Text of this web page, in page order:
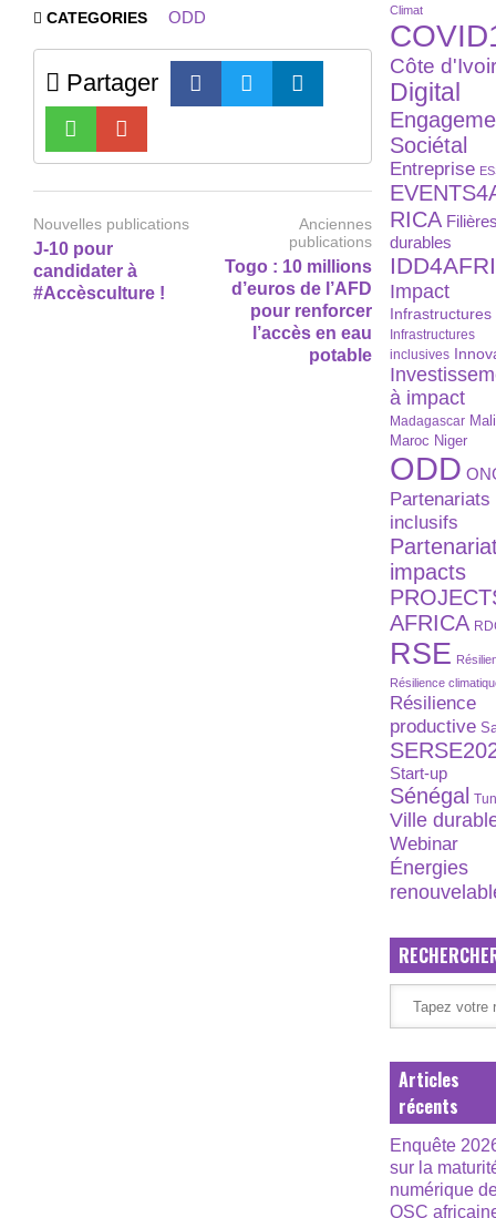
CATEGORIES ODD
Partager
Nouvelles publications
J-10 pour
candidater à
#Accèsculture !
Anciennes
publications
Togo : 10 millions
d’euros de l’AFD
pour renforcer
l’accès en eau
potable
Climat
Côte
Digital
Sociétal
Entreprise
RICA
durables
Impact
Infrastructures
Infrastructures
inclusives
à impact
Madagascar Mali
Maroc Niger
ODD
Partenariats
inclusifs
impacts
AFRICA
RSE
Résilience
Résilience
productive
Start-up
Sénégal
Ville
Webinar
Énergies
Articles
récents
Enquête
sur la
numérique
OSC